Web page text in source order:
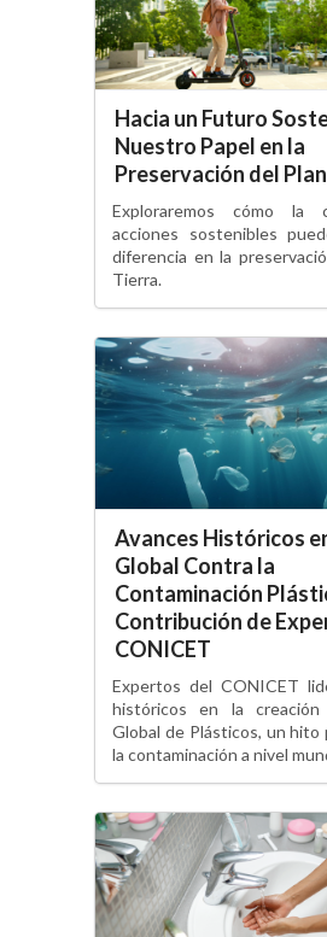
Hacia un Futuro
Nuestro Papel en la
Preservación del
Exploraremos cómo la
acciones sostenibles
diferencia en la
Tierra.
Avances Históricos
Global Contra la
Contaminación
Contribución de
CONICET
Expertos del CONICET
históricos en la
Global de Plásticos, un hito
la contaminación a nivel